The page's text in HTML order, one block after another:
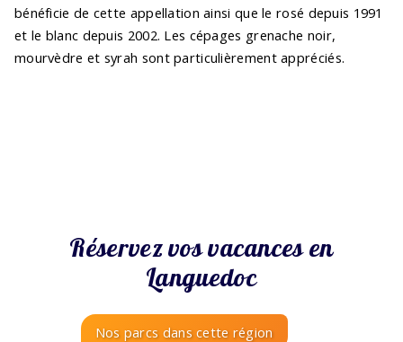
bénéficie de cette appellation ainsi que le rosé depuis 1991
et le blanc depuis 2002. Les cépages grenache noir,
mourvèdre et syrah sont particulièrement appréciés.
Réservez vos vacances en
Languedoc
Nos parcs dans cette région